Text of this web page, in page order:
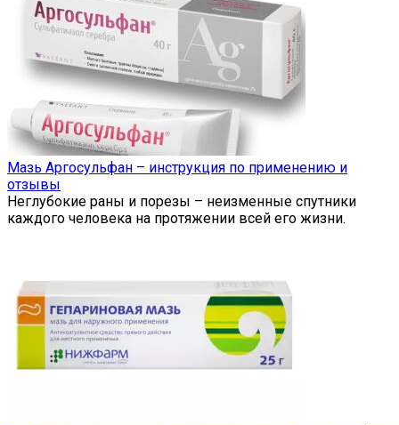
Мазь Аргосульфан – инструкция по применению и
отзывы
Неглубокие раны и порезы – неизменные спутники
каждого человека на протяжении всей его жизни.